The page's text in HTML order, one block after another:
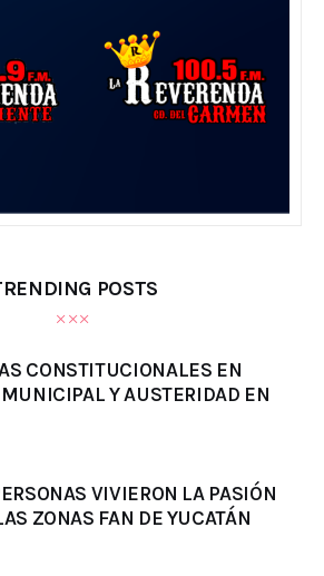
POSTS
CONSTITUCIONALES EN
Y AUSTERIDAD EN
VIVIERON LA PASIÓN
ZONAS FAN DE YUCATÁN